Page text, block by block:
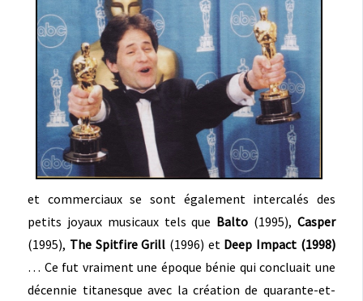
et commerciaux se sont également intercalés des
petits joyaux musicaux tels que Balto (1995), Casper
(1995), The Spitfire Grill (1996) et Deep Impact (1998)
… Ce fut vraiment une époque bénie qui concluait une
décennie titanesque avec la création de quarante-et-